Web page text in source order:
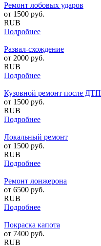
Ремонт лобовых ударов
от 1500 руб.
RUB
Подробнее
Развал-схождение
от 2000 руб.
RUB
Подробнее
Кузовной ремонт после ДТП
от 1500 руб.
RUB
Подробнее
Локальный ремонт
от 1500 руб.
RUB
Подробнее
Ремонт лонжерона
от 6500 руб.
RUB
Подробнее
Покраска капота
от 7400 руб.
RUB